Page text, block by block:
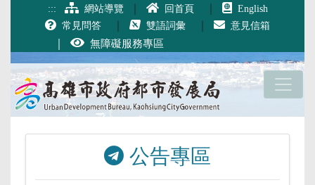
跳到主要內容
::: 網站導覽 回首頁
English
常見問答
雙語詞彙 意見信箱
無障礙服務專區
公告專區